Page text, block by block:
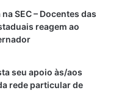
SEC – Docentes das
reagem ao
seu apoio às/aos
rede particular de